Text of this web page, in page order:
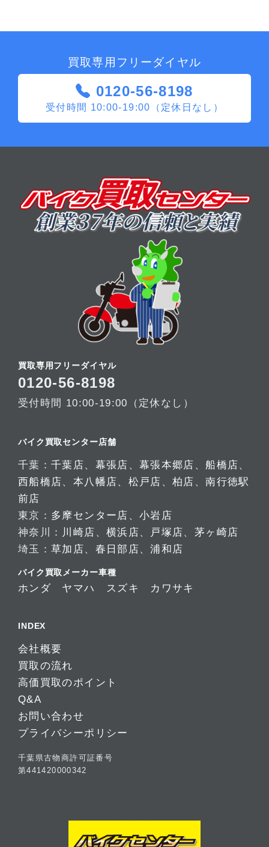
買取専用フリーダイヤル
0120-56-8198
受付時間 10:00-19:00（定休日なし）
買取専用フリーダイヤル
0120-56-8198
受付時間 10:00-19:00（定休なし）
バイク買取センター店舗
千葉：千葉店、 幕張店 、幕張本郷店 、船橋店、
西船橋店、 本八幡店、 松戸店 、柏店 、南行徳駅
前店
東京： 多摩センター店 、 小岩店
神奈川： 川崎店 、 横浜店、 戸塚店、 茅ヶ崎店
埼玉：草加店、 春日部店、浦和店
バイク買取メーカー車種
ホンダ ヤマハ スズキ カワサキ
INDEX
会社概要
買取の流れ
高価買取のポイント
Q&A
お問い合わせ
プライバシーポリシー
千葉県古物商許可証番号
第441420000342